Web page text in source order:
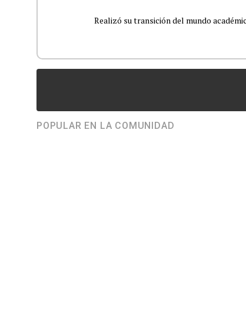
Realizó su transición del mundo
POPULAR EN LA COMUNIDAD